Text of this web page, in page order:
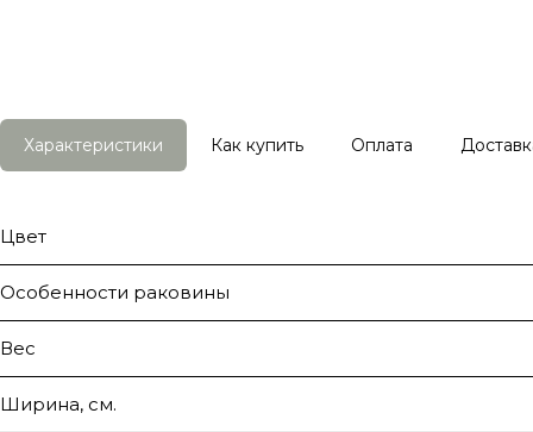
Характеристики Как купить Оплата
Цвет
Особенности раковины
Вес
Ширина, см.